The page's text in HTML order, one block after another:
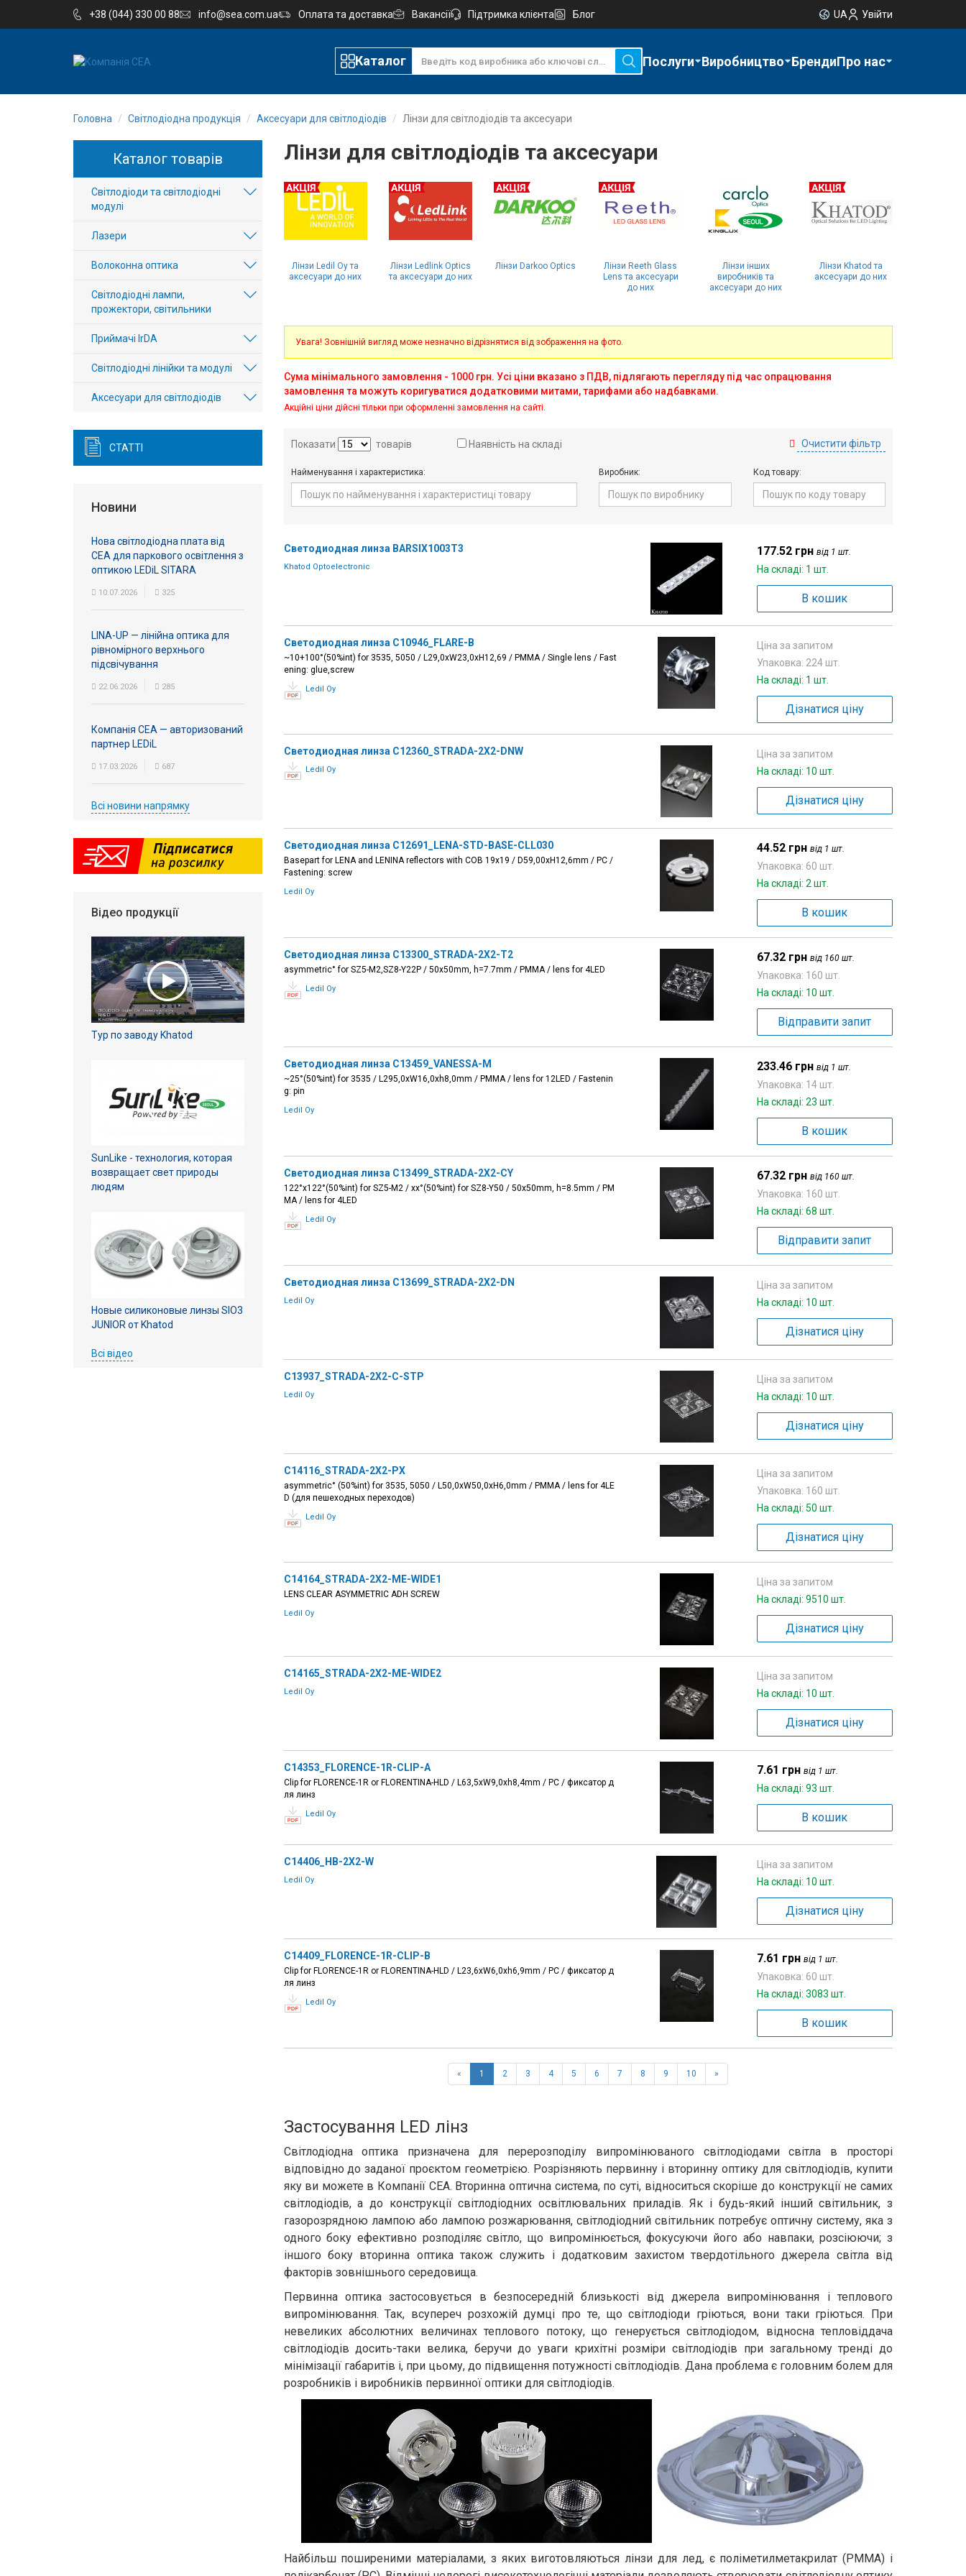
+38 (044) 330 00 88 info@sea.com.ua Оплата та доставка Вакансії Підтримка клієнта Блог UA Увійти
Каталог Послуги Виробництво БрендиПро нас
Компанія
Виробництво
Послуги
Новини
Вакансії
авторизація
Виробники
Контакти
Доставка
Головна Світлодіодна продукція Аксесуари для світлодіодів Лінзи для світлодіодів та аксесуари
Лінзи для світлодіодів та аксесуари
Лінзи Ledil Oy та
аксесуари до них
Лінзи Ledlink Optics
та аксесуари до них
Лінзи Darkoo Optics
Лінзи Reeth Glass
Lens та аксесуари
до них
Лінзи інших
виробників та
аксесуари до них
Лінзи Khatod та
аксесуари до них
Увага! Зовнішній вигляд може незначно відрізнятися від зображення на фото.
Сума мінімального замовлення - 1000 грн. Усі ціни вказано з ПДВ, підлягають перегляду під час опрацювання
замовлення та можуть коригуватися додатковими митами, тарифами або надбавками.
Акційні ціни дійсні тільки при оформленні замовлення на сайті.
Показати товарів Наявність на складі Очистити фільтр
Найменування і характеристика: Виробник: Код товару:
Светодиодная линза BARSIX1003T3
Khatod Optoelectronic
177.52 грн від 1 шт.
На складі: 1 шт.
В кошик
Светодиодная линза C10946_FLARE-B
~10+100°(50%int) for 3535, 5050 / L29,0xW23,0xH12,69 / PMMA / Single lens / Fast
ening: glue,screw
Ledil Oy
Ціна за запитом
Упаковка: 224 шт.
На складі: 1 шт.
Дізнатися ціну
Светодиодная линза C12360_STRADA-2X2-DNW
Ledil Oy
Ціна за запитом
На складі: 10 шт.
Дізнатися ціну
Светодиодная линза C12691_LENA-STD-BASE-CLL030
Basepart for LENA and LENINA reflectors with COB 19x19 / D59,00xH12,6mm / PC /
Fastening: screw
Ledil Oy
44.52 грн від 1 шт.
Упаковка: 60 шт.
На складі: 2 шт.
В кошик
Светодиодная линза C13300_STRADA-2X2-T2
asymmetric° for SZ5-M2,SZ8-Y22P / 50x50mm, h=7.7mm / PMMA / lens for 4LED
Ledil Oy
67.32 грн від 160 шт.
Упаковка: 160 шт.
На складі: 10 шт.
Відправити запит
Светодиодная линза C13459_VANESSA-M
~25°(50%int) for 3535 / L295,0xW16,0xh8,0mm / PMMA / lens for 12LED / Fastenin
g: pin
Ledil Oy
233.46 грн від 1 шт.
Упаковка: 14 шт.
На складі: 23 шт.
В кошик
Светодиодная линза C13499_STRADA-2X2-CY
122°x122°(50%int) for SZ5-M2 / xx°(50%int) for SZ8-Y50 / 50x50mm, h=8.5mm / PM
MA / lens for 4LED
Ledil Oy
67.32 грн від 160 шт.
Упаковка: 160 шт.
На складі: 68 шт.
Відправити запит
Светодиодная линза C13699_STRADA-2X2-DN
Ledil Oy
Ціна за запитом
На складі: 10 шт.
Дізнатися ціну
C13937_STRADA-2X2-C-STP
Ledil Oy
Ціна за запитом
На складі: 10 шт.
Дізнатися ціну
C14116_STRADA-2X2-PX
asymmetric° (50%int) for 3535, 5050 / L50,0xW50,0xH6,0mm / PMMA / lens for 4LE
D (для пешеходных переходов)
Ledil Oy
Ціна за запитом
Упаковка: 160 шт.
На складі: 50 шт.
Дізнатися ціну
C14164_STRADA-2X2-ME-WIDE1
LENS CLEAR ASYMMETRIC ADH SCREW
Ledil Oy
Ціна за запитом
На складі: 9510 шт.
Дізнатися ціну
C14165_STRADA-2X2-ME-WIDE2
Ledil Oy
Ціна за запитом
На складі: 10 шт.
Дізнатися ціну
C14353_FLORENCE-1R-CLIP-A
Clip for FLORENCE-1R or FLORENTINA-HLD / L63,5xW9,0xh8,4mm / PC / фиксатор д
ля линз
Ledil Oy
7.61 грн від 1 шт.
На складі: 93 шт.
В кошик
C14406_HB-2X2-W
Ledil Oy
Ціна за запитом
На складі: 10 шт.
Дізнатися ціну
C14409_FLORENCE-1R-CLIP-B
Clip for FLORENCE-1R or FLORENTINA-HLD / L23,6xW6,0xh6,9mm / PC / фиксатор д
ля линз
Ledil Oy
7.61 грн від 1 шт.
Упаковка: 60 шт.
На складі: 3083 шт.
В кошик
« 1 2 3 4 5 6 7 8 9 10 »
Застосування LED лінз
Світлодіодна оптика призначена для перерозподілу випромінюваного світлодіодами світла в просторі
відповідно до заданої проєктом геометрією. Розрізняють первинну і вторинну оптику для світлодіодів, купити
яку ви можете в Компанії СЕА. Вторинна оптична система, по суті, відноситься скоріше до конструкції не самих
світлодіодів, а до конструкції світлодіодних освітлювальних приладів. Як і будь-який інший світильник, з
газорозрядною лампою або лампою розжарювання, світлодіодний світильник потребує оптичну систему, яка з
одного боку ефективно розподіляє світло, що випромінюється, фокусуючи його або навпаки, розсіюючи; з
іншого боку вторинна оптика також служить і додатковим захистом твердотільного джерела світла від
факторів зовнішнього середовища.
Первинна оптика застосовується в безпосередній близькості від джерела випромінювання і теплового
випромінювання. Так, всупереч розхожій думці про те, що світлодіоди гріються, вони таки гріються. При
невеликих абсолютних величинах теплового потоку, що генерується світлодіодом, відносна тепловіддача
світлодіодів досить-таки велика, беручи до уваги крихітні розміри світлодіодів при загальному тренді до
мінімізації габаритів і, при цьому, до підвищення потужності світлодіодів. Дана проблема є головним болем для
розробників і виробників первинної оптики для світлодіодів.
Найбільш поширеними матеріалами, з яких виготовляються лінзи для лед, є поліметилметакрилат (PMMA) і
Каталог товарів
Світлодіоди та світлодіодні
модулі
Лазери
Волоконна оптика
Світлодіодні лампи,
прожектори, світильники
Приймачі IrDA
Світлодіодні лінійки та модулі
Аксесуари для світлодіодів
СТАТТІ
Новини
Нова світлодіодна плата від
СЕА для паркового освітлення з
оптикою LEDiL SITARA
10.07.2026 325
LINA-UP — лінійна оптика для
рівномірного верхнього
підсвічування
22.06.2026 285
Компанія СЕА — авторизований
партнер LEDiL
17.03.2026 687
Всі новини напрямку
Відео продукції
Тур по заводу Khatod
SunLike - технология, которая
возвращает свет природы
людям
Новые силиконовые линзы SIO3
JUNIOR от Khatod
Всі відео